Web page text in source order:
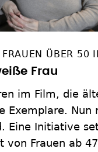
ÜBER 50
Frau
im Film, die
Exemplare. Nun
Eine Initiative
von Frauen ab